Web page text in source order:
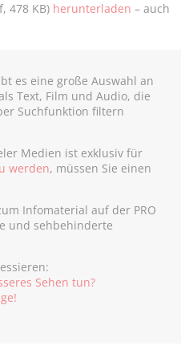
478 KB) herunterladen – auch
es eine große Auswahl an
Text, Film und Audio, die
Suchfunktion filtern
Medien ist exklusiv für
werden, müssen Sie einen
Infomaterial auf der PRO
und sehbehinderte
Sehen tun?